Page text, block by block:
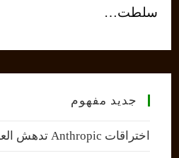
سلط‏‏ت‏‏…
جديد مفهوم
اختراقات Anthropic تدهش العالم